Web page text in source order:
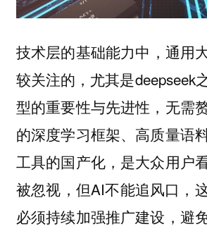
技术层的基础能力中 ，通用
较关注的，尤其是deepseek
型的重要性与先进性，无需
的深度学习框架、高质量语
工具的国产化，是大众用户
被忽视，但AI不能追风口，
必须持续加强推广建设，避